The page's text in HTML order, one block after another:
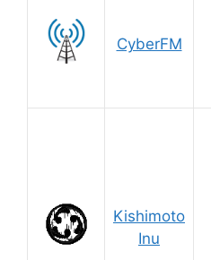
CyberFM
Kishimoto
Inu